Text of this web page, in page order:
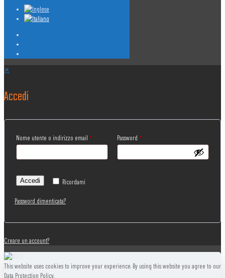
✕
Accedi
Nome utente o indirizzo email * Password *
Ricordami
Accedi
Password dimenticata?
Creare un account?
This website uses cookies to improve your experience. By using this website you agree to our
Data Protection Policy.